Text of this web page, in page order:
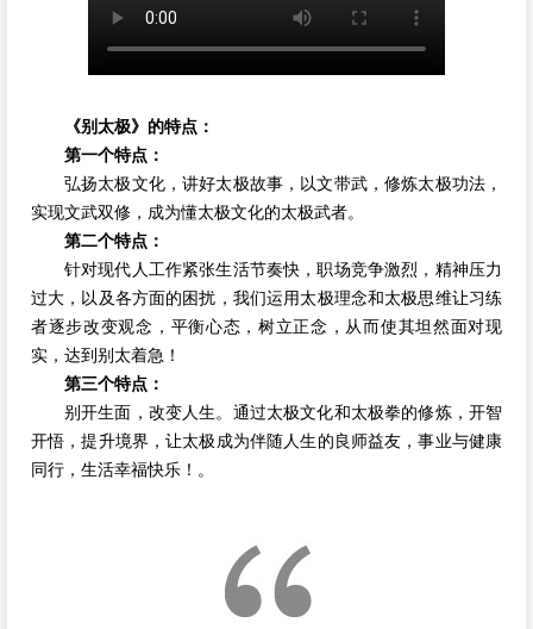
《别太极》的特点：
第一个特点：
弘扬太极文化，讲好太极故事，以文带武，修炼太极功法，
实现文武双修，成为懂太极文化的太极武者。
第二个特点：
针对现代人工作紧张生活节奏快，职场竞争激烈，精神压力
过大，以及各方面的困扰，我们运用太极理念和太极思维让习练
者逐步改变观念，平衡心态，树立正念，从而使其坦然面对现
实，达到别太着急！
第三个特点：
别开生面，改变人生。通过太极文化和太极拳的修炼，开智
开悟，提升境界，让太极成为伴随人生的良师益友，事业与健康
同行，生活幸福快乐！。